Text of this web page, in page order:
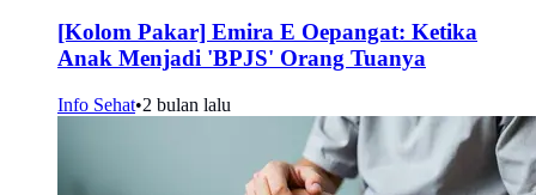
[Kolom Pakar] Emira E Oepangat: Ketika
Anak Menjadi 'BPJS' Orang Tuanya
Info Sehat•2 bulan lalu